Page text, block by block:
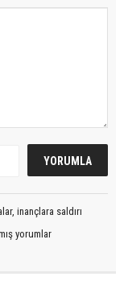
inançlara saldırı
yorumlar